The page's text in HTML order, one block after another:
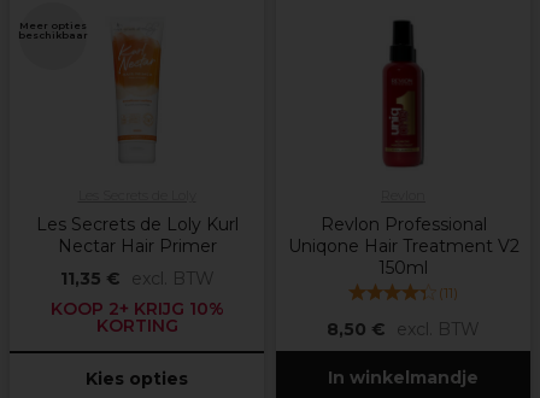
Meer opties
beschikbaar
Les Secrets de Loly Kurl
Nectar Hair Primer
11,35 €
excl. BTW
KOOP 2+ KRIJG 10%
KORTING
Kies opties
Revlon Professional
Uniqone Hair Treatment V2
150ml
(11)
8,50 € excl. BTW
In winkelmandje